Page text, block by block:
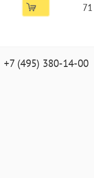
71
+7 (495) 380-14-00